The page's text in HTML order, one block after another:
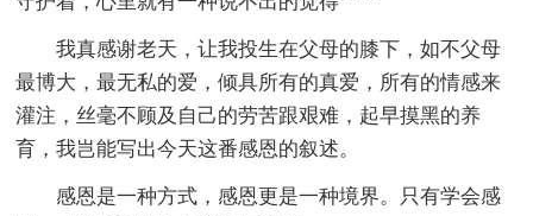
我真感谢老天，让我投生在父母的膝下，如不父母
最博大，最无私的爱，倾具所有的真爱，所有的情感来
灌注，丝毫不顾及自己的劳苦跟艰难，起早摸黑的养
育，我岂能写出今天这番感恩的叙述。
感恩是一种方式，感恩更是一种境界。只有学会感